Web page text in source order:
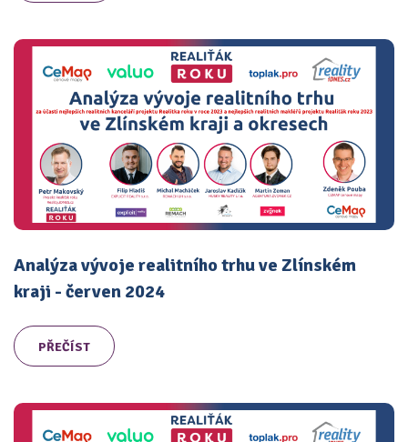
Analýza vývoje realitního trhu ve Zlínském
kraji - červen 2024
PŘEČÍST